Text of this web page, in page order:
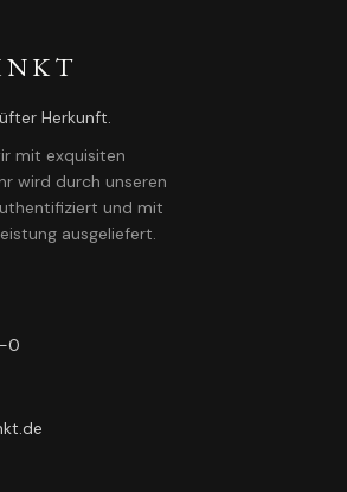
Herkunft.
mit exquisiten
wird durch unseren
und mit
ausgeliefert.
0